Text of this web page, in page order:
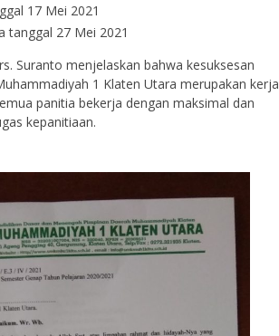
17 Mei 2021
tanggal 27 Mei 2021
Suranto menjelaskan bahwa kesuksesan
1 Klaten Utara merupakan kerja
panitia bekerja dengan maksimal dan
kepanitiaan.